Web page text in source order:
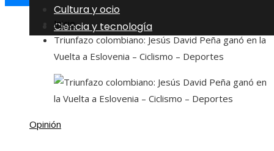
Cultura y ocio
Ciencia y tecnología
Inicio
Triunfazo colombiano: Jesús David Peña ganó en la
Vuelta a Eslovenia – Ciclismo – Deportes
Opinión